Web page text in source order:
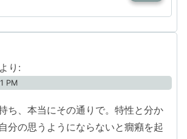
より:
PM
ち、本当にその通りで。特性と分か
分の思うようにならないと癇癪を起